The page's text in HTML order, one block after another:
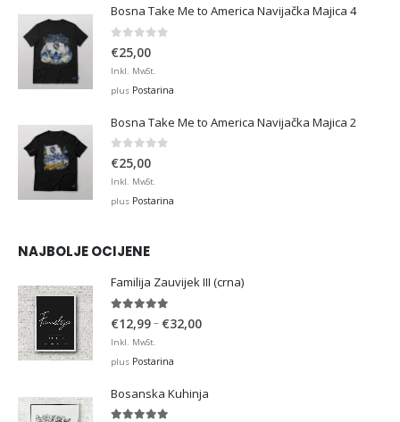
Bosna Take Me to America Navijačka Majica 4
€25,00
Inkl. MwSt.
plus Postarina
Bosna Take Me to America Navijačka Majica 2
0 out of 5
€25,00
Inkl. MwSt.
plus Postarina
NAJBOLJE OCIJENE
Familija Zauvijek III (crna)
5.00out of 5
€12,99– €32,00Price
€32,00
Inkl. MwSt.
plus Postarina
Bosanska Kuhinja